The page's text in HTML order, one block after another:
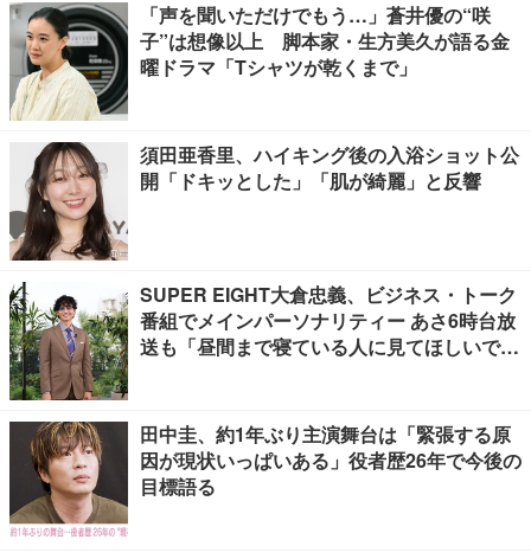
「声を聞いただけでもう…」蒼井優の“咲
子”は想像以上 脚本家・生方美久が語る金
曜ドラマ「Tシャツが乾くまで」
須田亜香里、ハイキング後の入浴ショット公
開「ドキッとした」「肌が綺麗」と反響
SUPER EIGHT大倉忠義、ビジネス・トーク
番組でメインパーソナリティー あさ6時台放
送も「昼間まで寝ている人に見てほしいで
田中圭、約1年ぶり主演舞台は「緊張する原
因が現状いっぱいある」役者歴26年で今後の
目標語る